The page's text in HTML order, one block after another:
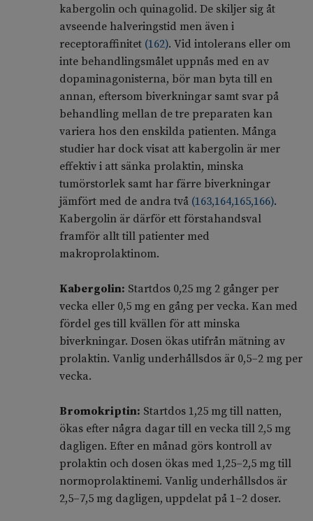
kabergolin och quinagolid. De skiljer sig åt
avseende halveringstid men även i
receptoraffinitet (162). Vid intolerans eller om
inte behandlingsmålet uppnås med en av
dopaminagonisterna, bör man byta till en
annan, eftersom biverkningar samt svar på
behandling mellan de tre preparaten kan
variera hos den enskilda patienten. Många
studier har dock visat att kabergolin är mer
effektiv i att sänka prolaktin, minska
tumörstorlek samt har färre biverkningar
jämfört med de andra två (163,164,165,166).
Kabergolin är därför ett förstahandsval
framför allt till patienter med
makroprolaktinom.
Kabergolin: Startdos 0,25 mg 2 gånger per
vecka eller 0,5 mg en gång per vecka. Kan med
fördel ges till kvällen för att minska
biverkningar. Dosen ökas utifrån mätning av
prolaktin. Vanlig underhållsdos är 0,5–2 mg per
vecka.
Bromokriptin: Startdos 1,25 mg till natten,
ökas efter några dagar till en vecka till 2,5 mg
dagligen. Efter en månad görs kontroll av
prolaktin och dosen ökas med 1,25–2,5 mg till
normoprolaktinemi. Vanlig underhållsdos är
2,5–7,5 mg dagligen, uppdelat på 1–2 doser.